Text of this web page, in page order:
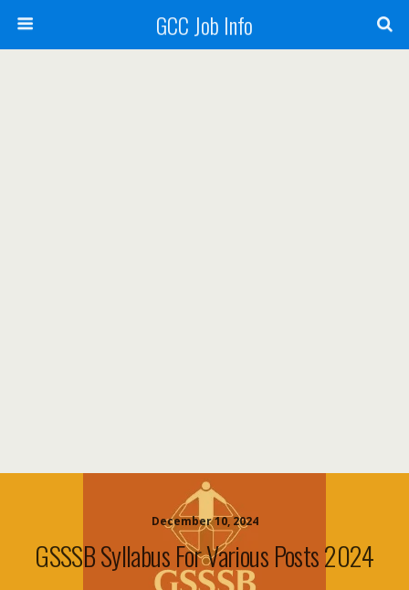
GCC Job Info
December 10, 2024
GSSSB Syllabus For Various Posts 2024